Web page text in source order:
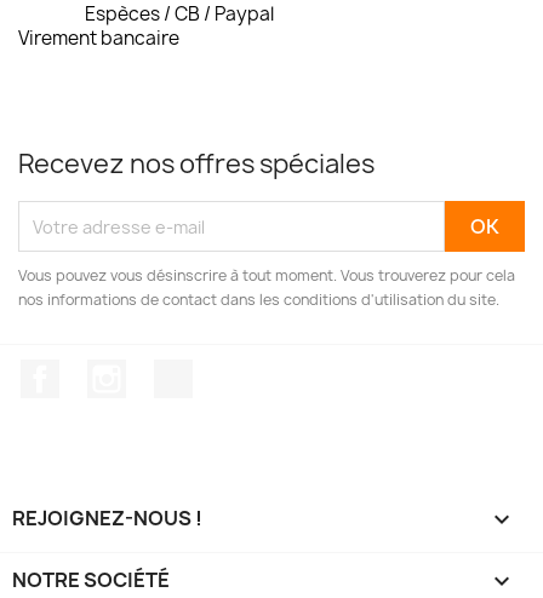
Espèces / CB / Paypal
Virement bancaire
Recevez nos offres spéciales
Vous pouvez vous désinscrire à tout moment. Vous trouverez pour cela
nos informations de contact dans les conditions d'utilisation du site.
REJOIGNEZ-NOUS ! 
NOTRE SOCIÉTÉ 